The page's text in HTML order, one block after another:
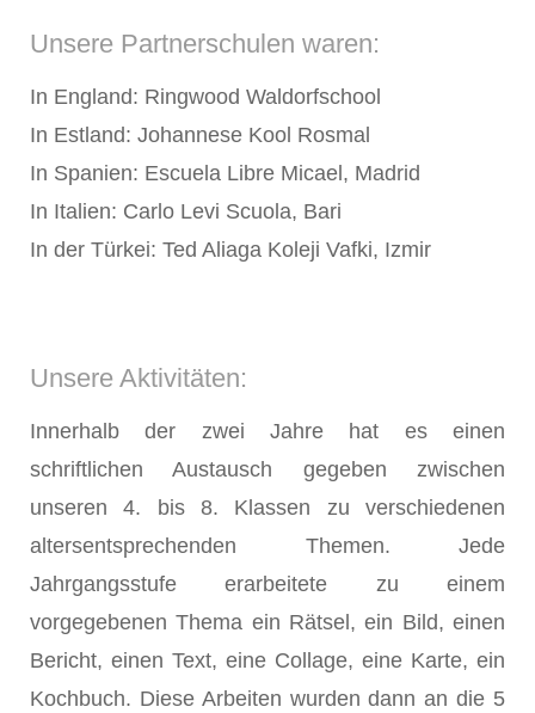
Unsere Partnerschulen waren:
In England: Ringwood Waldorfschool
In Estland: Johannese Kool Rosmal
In Spanien: Escuela Libre Micael, Madrid
In Italien: Carlo Levi Scuola, Bari
In der Türkei: Ted Aliaga Koleji Vafki, Izmir
Unsere Aktivitäten:
Innerhalb der zwei Jahre hat es einen
schriftlichen Austausch gegeben zwischen
unseren 4. bis 8. Klassen zu verschiedenen
altersentsprechenden Themen. Jede
Jahrgangsstufe erarbeitete zu einem
vorgegebenen Thema ein Rätsel, ein Bild, einen
Bericht, einen Text, eine Collage, eine Karte, ein
Kochbuch. Diese Arbeiten wurden dann an die 5